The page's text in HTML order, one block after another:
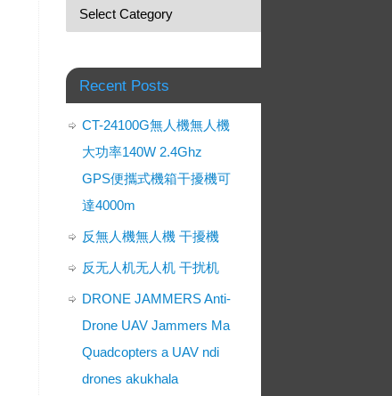
Recent Posts
CT-24100G無人機無人機
大功率140W 2.4Ghz
GPS便攜式機箱干擾機可
達4000m
反無人機無人機 干擾機
反无人机无人机 干扰机
DRONE JAMMERS Anti-
Drone UAV Jammers Ma
Quadcopters a UAV ndi
drones akukhala